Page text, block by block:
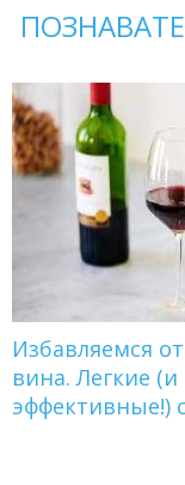
Избавляемся
вина. Легкие
эффективные!)